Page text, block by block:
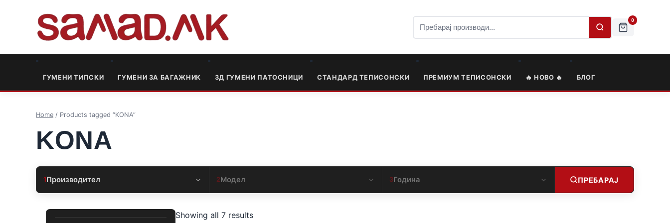
0
ГУМЕНИ ТИПСКИ ГУМЕНИ ЗА БАГАЖНИК 3Д ГУМЕНИ ПАТОСНИЦИ СТАНДАРД ТЕПИСОНСКИ ПРЕМИУМ ТЕПИСОНСКИ 🔥 НОВО 🔥 БЛОГ
Home / Products tagged “KONA”
KONA
1Производител 2Модел 3Година ПРЕБАРАЈ
Showing all 7 results